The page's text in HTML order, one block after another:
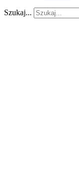
Szukaj...